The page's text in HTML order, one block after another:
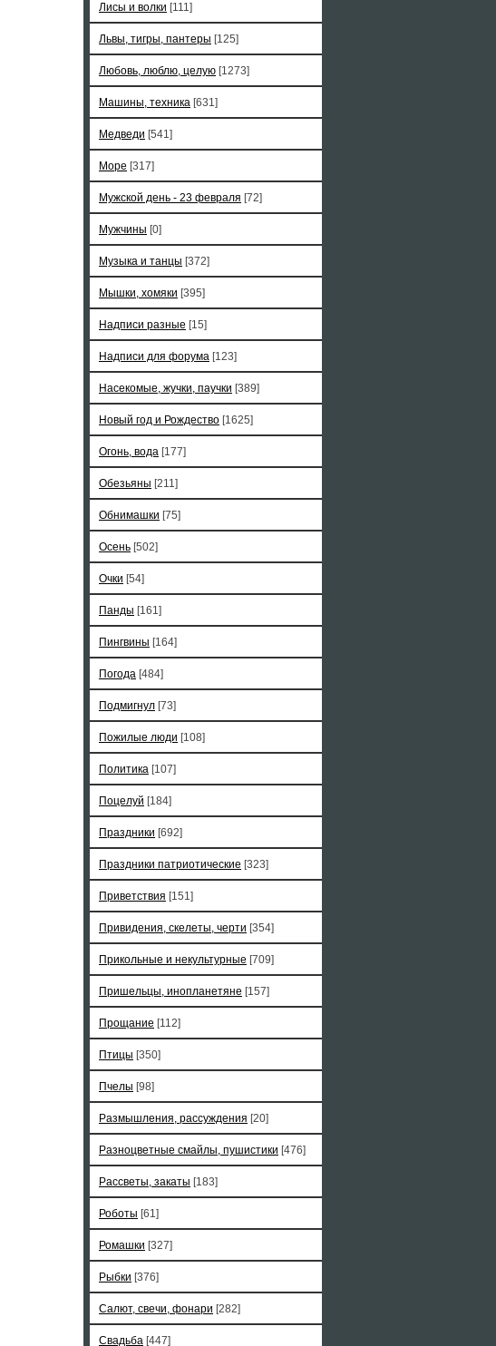
Лисы и волки [111]
Львы, тигры, пантеры [125]
Любовь, люблю, целую [1273]
Машины, техника [631]
Медведи [541]
Море [317]
Мужской день - 23 февраля [72]
Мужчины [0]
Музыка и танцы [372]
Мышки, хомяки [395]
Надписи разные [15]
Надписи для форума [123]
Насекомые, жучки, паучки [389]
Новый год и Рождество [1625]
Огонь, вода [177]
Обезьяны [211]
Обнимашки [75]
Осень [502]
Очки [54]
Панды [161]
Пингвины [164]
Погода [484]
Подмигнул [73]
Пожилые люди [108]
Политика [107]
Поцелуй [184]
Праздники [692]
Праздники патриотические [323]
Приветствия [151]
Привидения, скелеты, черти [354]
Прикольные и некультурные [709]
Пришельцы, инопланетяне [157]
Прощание [112]
Птицы [350]
Пчелы [98]
Размышления, рассуждения [20]
Разноцветные смайлы, пушистики [476]
Рассветы, закаты [183]
Роботы [61]
Ромашки [327]
Рыбки [376]
Салют, свечи, фонари [282]
Свадьба [447]